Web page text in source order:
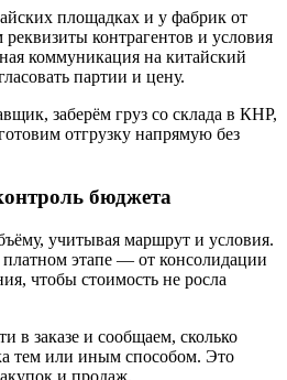
площадках и у фабрик от
контрагентов и условия
коммуникация на китайский
партии и цену.
заберём груз со склада в КНР,
отгрузку напрямую без
бюджета
учитывая маршрут и условия.
этапе — от консолидации
чтобы стоимость не росла
в заказе и сообщаем, сколько
тем или иным способом. Это
и продаж.